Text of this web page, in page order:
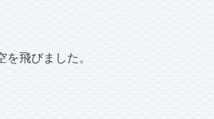
飛びました。